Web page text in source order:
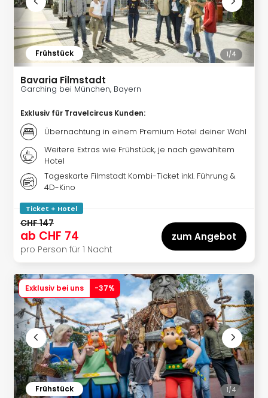
Frühstück 1/4
Bavaria Filmstadt
Garching bei München, Bayern
Exklusiv für Travelcircus Kunden:
Übernachtung in einem Premium Hotel deiner Wahl
Weitere Extras wie Frühstück, je nach gewähltem
Hotel
Tageskarte Filmstadt Kombi-Ticket inkl. Führung &
4D-Kino
Ticket + Hotel
CHF 147
ab CHF 74
pro Person für 1 Nacht
zum Angebot
Frühstück
Exklusiv bei uns -37%
1/4